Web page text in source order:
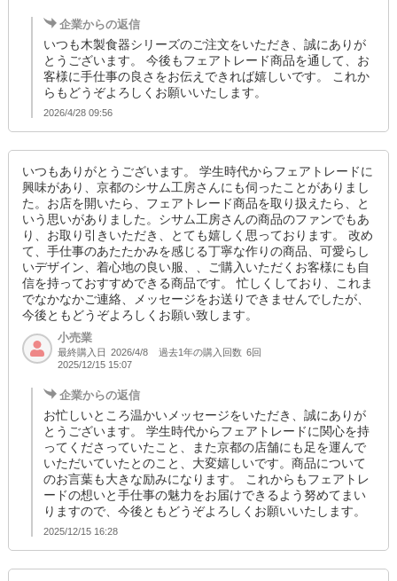
企業からの返信
いつも木製食器シリーズのご注文をいただき、誠にありが
とうございます。 今後もフェアトレード商品を通して、お
客様に手仕事の良さをお伝えできれば嬉しいです。 これか
らもどうぞよろしくお願いいたします。
2026/4/28 09:56
いつもありがとうございます。 学生時代からフェアトレードに
興味があり、京都のシサム工房さんにも伺ったことがありまし
た。お店を開いたら、フェアトレード商品を取り扱えたら、と
いう思いがありました。シサム工房さんの商品のファンでもあ
り、お取り引きいただき、とても嬉しく思っております。 改め
て、手仕事のあたたかみを感じる丁寧な作りの商品、可愛らし
いデザイン、着心地の良い服、、ご購入いただくお客様にも自
信を持っておすすめできる商品です。 忙しくしており、これま
でなかなかご連絡、メッセージをお送りできませんでしたが、
今後ともどうぞよろしくお願い致します。
小売業
最終購入日 2026/4/8 過去1年の購入回数 6回
2025/12/15 15:07
企業からの返信
お忙しいところ温かいメッセージをいただき、誠にありが
とうございます。 学生時代からフェアトレードに関心を持
ってくださっていたこと、また京都の店舗にも足を運んで
いただいていたとのこと、大変嬉しいです。商品について
のお言葉も大きな励みになります。 これからもフェアトレ
ードの想いと手仕事の魅力をお届けできるよう努めてまい
りますので、今後ともどうぞよろしくお願いいたします。
2025/12/15 16:28